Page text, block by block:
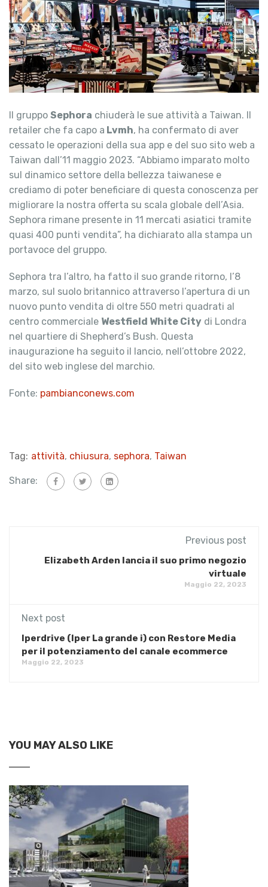
Il gruppo Sephora chiuderà le sue attività a Taiwan. Il
retailer che fa capo a Lvmh, ha confermato di aver
cessato le operazioni della sua app e del suo sito web a
Taiwan dall’11 maggio 2023. “Abbiamo imparato molto
sul dinamico settore della bellezza taiwanese e
crediamo di poter beneficiare di questa conoscenza per
migliorare la nostra offerta su scala globale dell’Asia.
Sephora rimane presente in 11 mercati asiatici tramite
quasi 400 punti vendita”, ha dichiarato alla stampa un
portavoce del gruppo.
Sephora tra l’altro, ha fatto il suo grande ritorno, l’8
marzo, sul suolo britannico attraverso l’apertura di un
nuovo punto vendita di oltre 550 metri quadrati al
centro commerciale Westfield White City di Londra
nel quartiere di Shepherd’s Bush. Questa
inaugurazione ha seguito il lancio, nell’ottobre 2022,
del sito web inglese del marchio.
Fonte: pambianconews.com
Tag: attività, chiusura, sephora, Taiwan
Share:
Previous post
Elizabeth Arden lancia il suo primo negozio
virtuale
Maggio 22, 2023
Next post
Iperdrive (Iper La grande i) con Restore Media
per il potenziamento del canale ecommerce
Maggio 22, 2023
YOU MAY ALSO LIKE